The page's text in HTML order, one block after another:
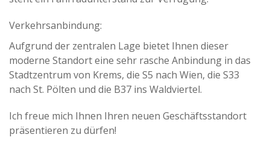
Verkehrsanbindung:
Aufgrund der zentralen Lage bietet Ihnen dieser
moderne Standort eine sehr rasche Anbindung in das
Stadtzentrum von Krems, die S5 nach Wien, die S33
nach St. Pölten und die B37 ins Waldviertel.
Ich freue mich Ihnen Ihren neuen Geschäftsstandort
präsentieren zu dürfen!